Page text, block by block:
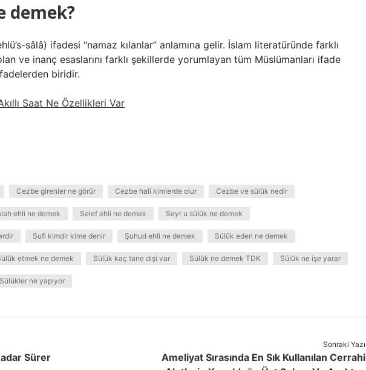
demek?
sâlâ) ifadesi “namaz kılanlar” anlamına gelir. İslam literatüründe farklı
ve inanç esaslarını farklı şekillerde yorumlayan tüm Müslümanları ifade
biridir.
Saat Ne Özellikleri Var
Cezbe girenler ne görür Cezbe hali kimlerde olur Cezbe ve sülûk nedir
ehli ne demek Selef ehli ne demek Seyr u sülûk ne demek
Sufi kimdir kime denir Şuhud ehli ne demek Sülûk eden ne demek
etmek ne demek Sülük kaç tane dişi var Sülûk ne demek TDK Sülûk ne işe yarar
Sülükler ne yapıyor
Sürer
Sonraki Yazı
Ameliyat Sırasında En Sık Kullanılan Cerrahi